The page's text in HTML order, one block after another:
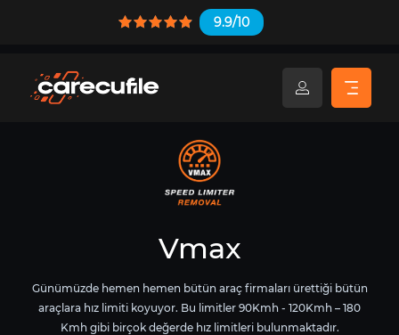
9.9/10
Vmax
Günümüzde hemen hemen bütün araç firmaları ürettiği bütün
araçlara hız limiti koyuyor. Bu limitler 90Kmh - 120Kmh – 180
Kmh gibi birçok değerde hız limitleri bulunmaktadır.